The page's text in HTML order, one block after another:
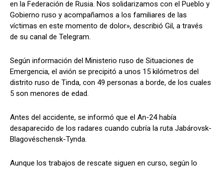
en la Federación de Rusia. Nos solidarizamos con el Pueblo y
Gobierno ruso y acompañamos a los familiares de las
víctimas en este momento de dolor», describió Gil, a través
de su canal de Telegram.
Según información del Ministerio ruso de Situaciones de
Emergencia, el avión se precipitó a unos 15 kilómetros del
distrito ruso de Tinda, con 49 personas a borde, de los cuales
5 son menores de edad.
Antes del accidente, se informó que el An-24 había
desaparecido de los radares cuando cubría la ruta Jabárovsk-
Blagovéschensk-Tynda.
Aunque los trabajos de rescate siguen en curso, según lo